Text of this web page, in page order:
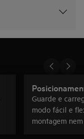
Guarde e
modo fácil e
montagem